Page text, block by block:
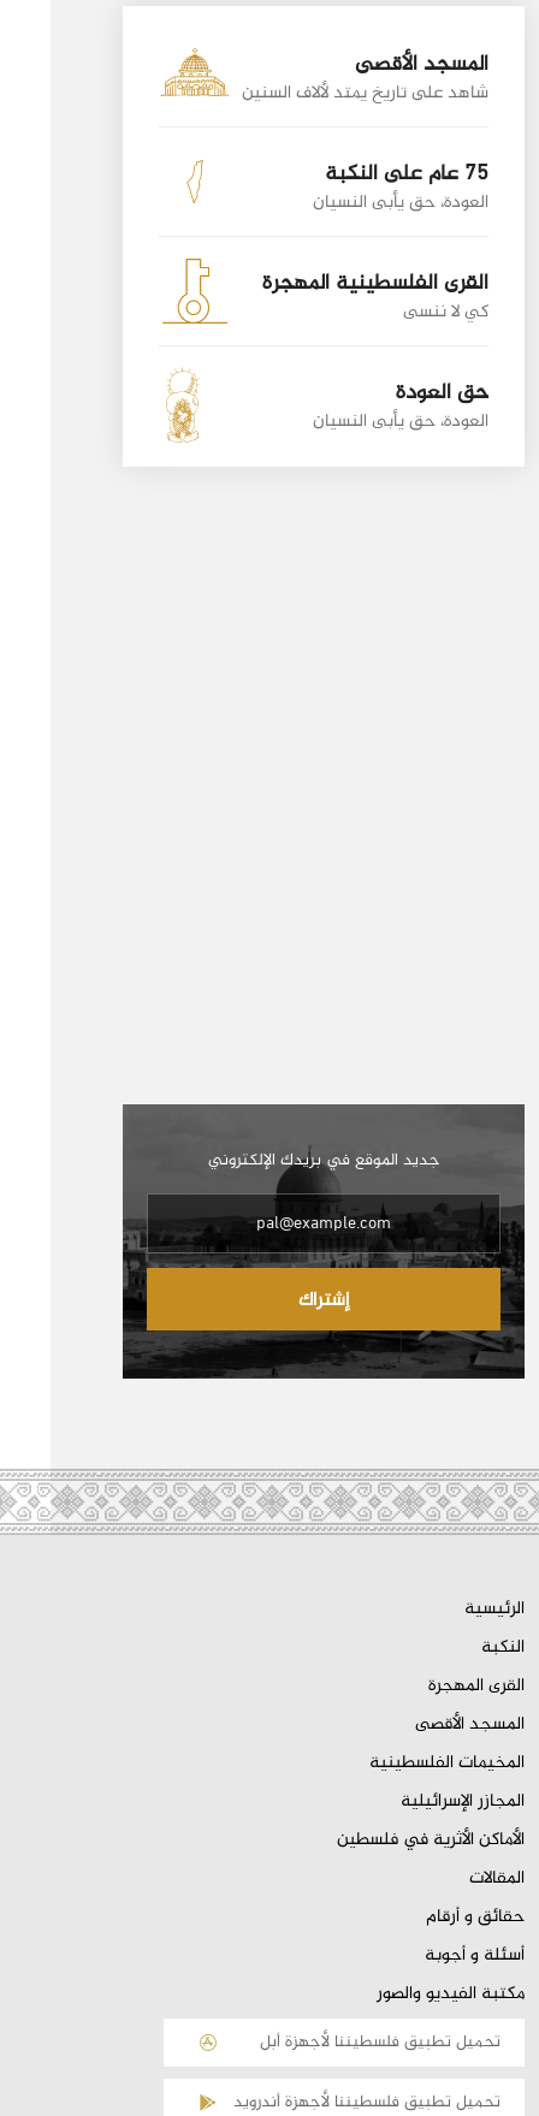
المسجد الأقصى
شاهد على تاريخ يمتد لألاف السنين
75 عام على النكبة
العودة، حق يأبى النسيان
القرى الفلسطينية المهجرة
كي لا ننسى
حق العودة
العودة، حق يأبى النسيان
جديد الموقع في بريدك الإلكتروني
إشتراك
الرئيسية
النكبة
القرى المهجرة
المسجد الأقصى
المخيمات الفلسطينية
المجازر الإسرائيلية
الأماكن الأثرية في فلسطين
المقالات
حقائق و أرقام
أسئلة و أجوبة
مكتبة الفيديو والصور
تحميل تطبيق فلسطيننا لأجهزة أبل
تحميل تطبيق فلسطيننا لأجهزة أندرويد